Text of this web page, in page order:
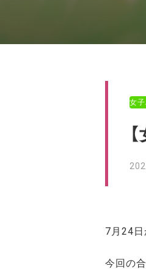
女
7月24日
今回の